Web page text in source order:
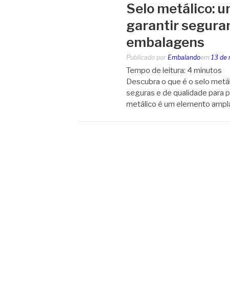
Selo metálico:
garantir
embalagens
Publicado por Embalandoem 13 de
Tempo de leitura: 4 minutos
Descubra o que é o selo
seguras e de qualidade para
metálico é um elemento